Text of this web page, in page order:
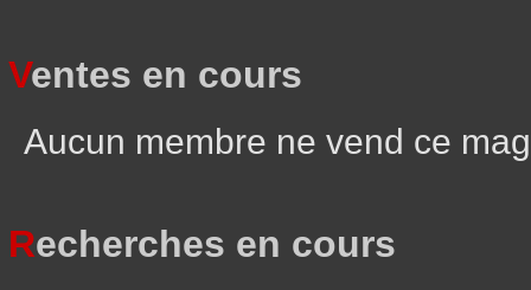
Ventes en cours
Aucun membre ne vend ce
Recherches en cours